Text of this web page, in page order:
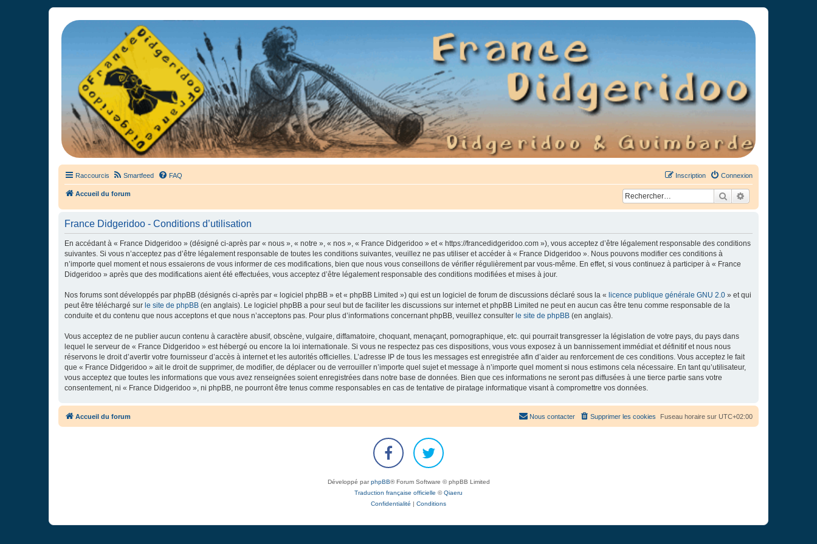
France Didgeridoo
Didgeridoo et Guimbarde sur France Didgeridoo - retrouvez la communauté.
Raccourcis Smartfeed FAQ Connexion
Inscription
Accueil du forum Rechercher
France Didgeridoo - Conditions d’utilisation
En accédant à « France Didgeridoo » (désigné ci-après par « nous », « notre », « nos », « France Didgeridoo » et « https://francedidgeridoo.com »), vous acceptez d’être légalement responsable des conditions
suivantes. Si vous n’acceptez pas d’être légalement responsable de toutes les conditions suivantes, veuillez ne pas utiliser et accéder à « France Didgeridoo ». Nous pouvons modifier ces conditions à
n’importe quel moment et nous essaierons de vous informer de ces modifications, bien que nous vous conseillons de vérifier régulièrement par vous-même. En effet, si vous continuez à participer à « France
Didgeridoo » après que des modifications aient été effectuées, vous acceptez d’être légalement responsable des conditions modifiées et mises à jour.
Nos forums sont développés par phpBB (désignés ci-après par « logiciel phpBB » et « phpBB Limited ») qui est un logiciel de forum de discussions déclaré sous la « licence publique générale GNU 2.0 » et qui
peut être téléchargé sur le site de phpBB (en anglais). Le logiciel phpBB a pour seul but de faciliter les discussions sur internet et phpBB Limited ne peut en aucun cas être tenu comme responsable de la
conduite et du contenu que nous acceptons et que nous n’acceptons pas. Pour plus d’informations concernant phpBB, veuillez consulter le site de phpBB (en anglais).
Vous acceptez de ne publier aucun contenu à caractère abusif, obscène, vulgaire, diffamatoire, choquant, menaçant, pornographique, etc. qui pourrait transgresser la législation de votre pays, du pays dans
lequel le serveur de « France Didgeridoo » est hébergé ou encore la loi internationale. Si vous ne respectez pas ces dispositions, vous vous exposez à un bannissement immédiat et définitif et nous nous
réservons le droit d’avertir votre fournisseur d’accès à internet et les autorités officielles. L’adresse IP de tous les messages est enregistrée afin d’aider au renforcement de ces conditions. Vous acceptez le fait
que « France Didgeridoo » ait le droit de supprimer, de modifier, de déplacer ou de verrouiller n’importe quel sujet et message à n’importe quel moment si nous estimons cela nécessaire. En tant qu’utilisateur,
vous acceptez que toutes les informations que vous avez renseignées soient enregistrées dans notre base de données. Bien que ces informations ne seront pas diffusées à une tierce partie sans votre
consentement, ni « France Didgeridoo », ni phpBB, ne pourront être tenus comme responsables en cas de tentative de piratage informatique visant à compromettre vos données.
Accueil du forum Fuseau horaire sur UTC+02:00
Supprimer les cookies
Nous contacter
Développé parphpBB® Forum Software © phpBB Limited
Traduction française officielle ©Qiaeru
Confidentialité | Conditions